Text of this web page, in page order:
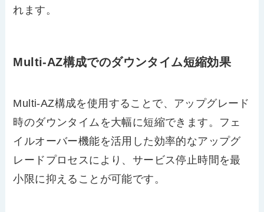
れます。
Multi-AZ構成でのダウンタイム短縮効果
Multi-AZ構成を使用することで、アップグレード
時のダウンタイムを大幅に短縮できます。フェ
イルオーバー機能を活用した効率的なアップグ
レードプロセスにより、サービス停止時間を最
小限に抑えることが可能です。